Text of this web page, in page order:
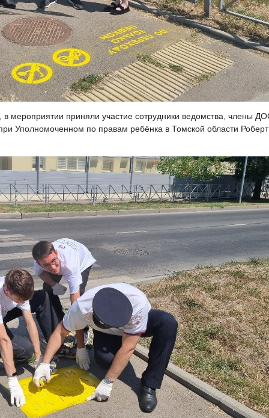
в мероприятии приняли участие сотрудники ведомства, члены
Уполномоченном по правам ребёнка в Томской области Роберт